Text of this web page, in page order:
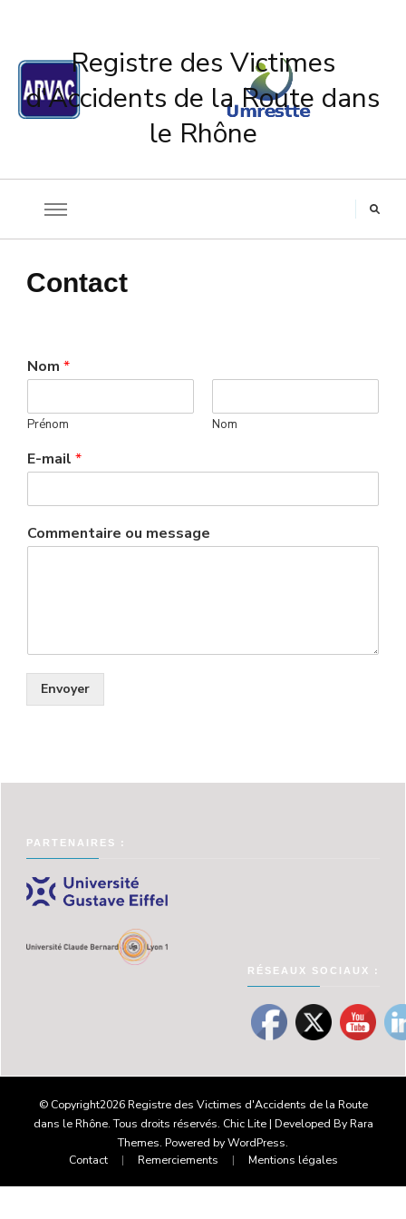
Registre des Victimes
d'Accidents de la Route dans
le Rhône
Contact
Nom *
Prénom Nom
E-mail *
Commentaire ou message
Envoyer
PARTENAIRES :
RÉSEAUX SOCIAUX :
© Copyright2026Registre des Victimes d'Accidents de la Route
dans le Rhône. Tous droits réservés. Chic Lite | Developed ByRara
Themes. Powered byWordPress.
Contact
Remerciements Mentions légales